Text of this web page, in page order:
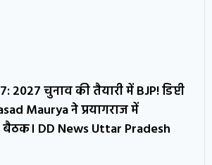
2027 चुनाव की तैयारी में BJP! डिप्टी
Maurya ने प्रयागराज में
DD News Uttar Pradesh